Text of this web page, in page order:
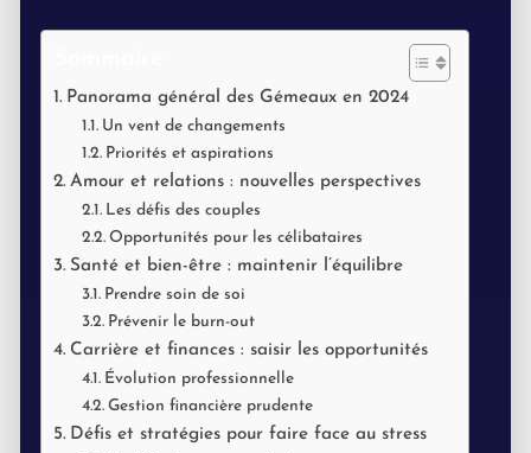
Panorama général des Gémeaux en 2024
Un vent de changements
Priorités et aspirations
Amour et relations : nouvelles perspectives
Les défis des couples
Opportunités pour les célibataires
Santé et bien-être : maintenir l’équilibre
Prendre soin de soi
Prévenir le burn-out
Carrière et finances : saisir les opportunités
Évolution professionnelle
Gestion financière prudente
Défis et stratégies pour faire face au stress